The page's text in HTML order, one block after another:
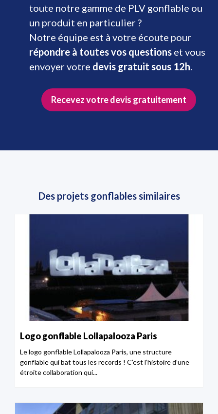
toute notre gamme de PLV gonflable ou
un produit en particulier ?
Notre équipe est à votre écoute pour
répondre à toutes vos questions et vous
envoyer votre devis gratuit sous 12h.
Recevez votre devis gratuitement
Des projets gonflables similaires
Logo gonflable Lollapalooza Paris
Le logo gonflable Lollapalooza Paris, une structure
gonflable qui bat tous les records ! C’est l’histoire d’une
étroite collaboration qui...